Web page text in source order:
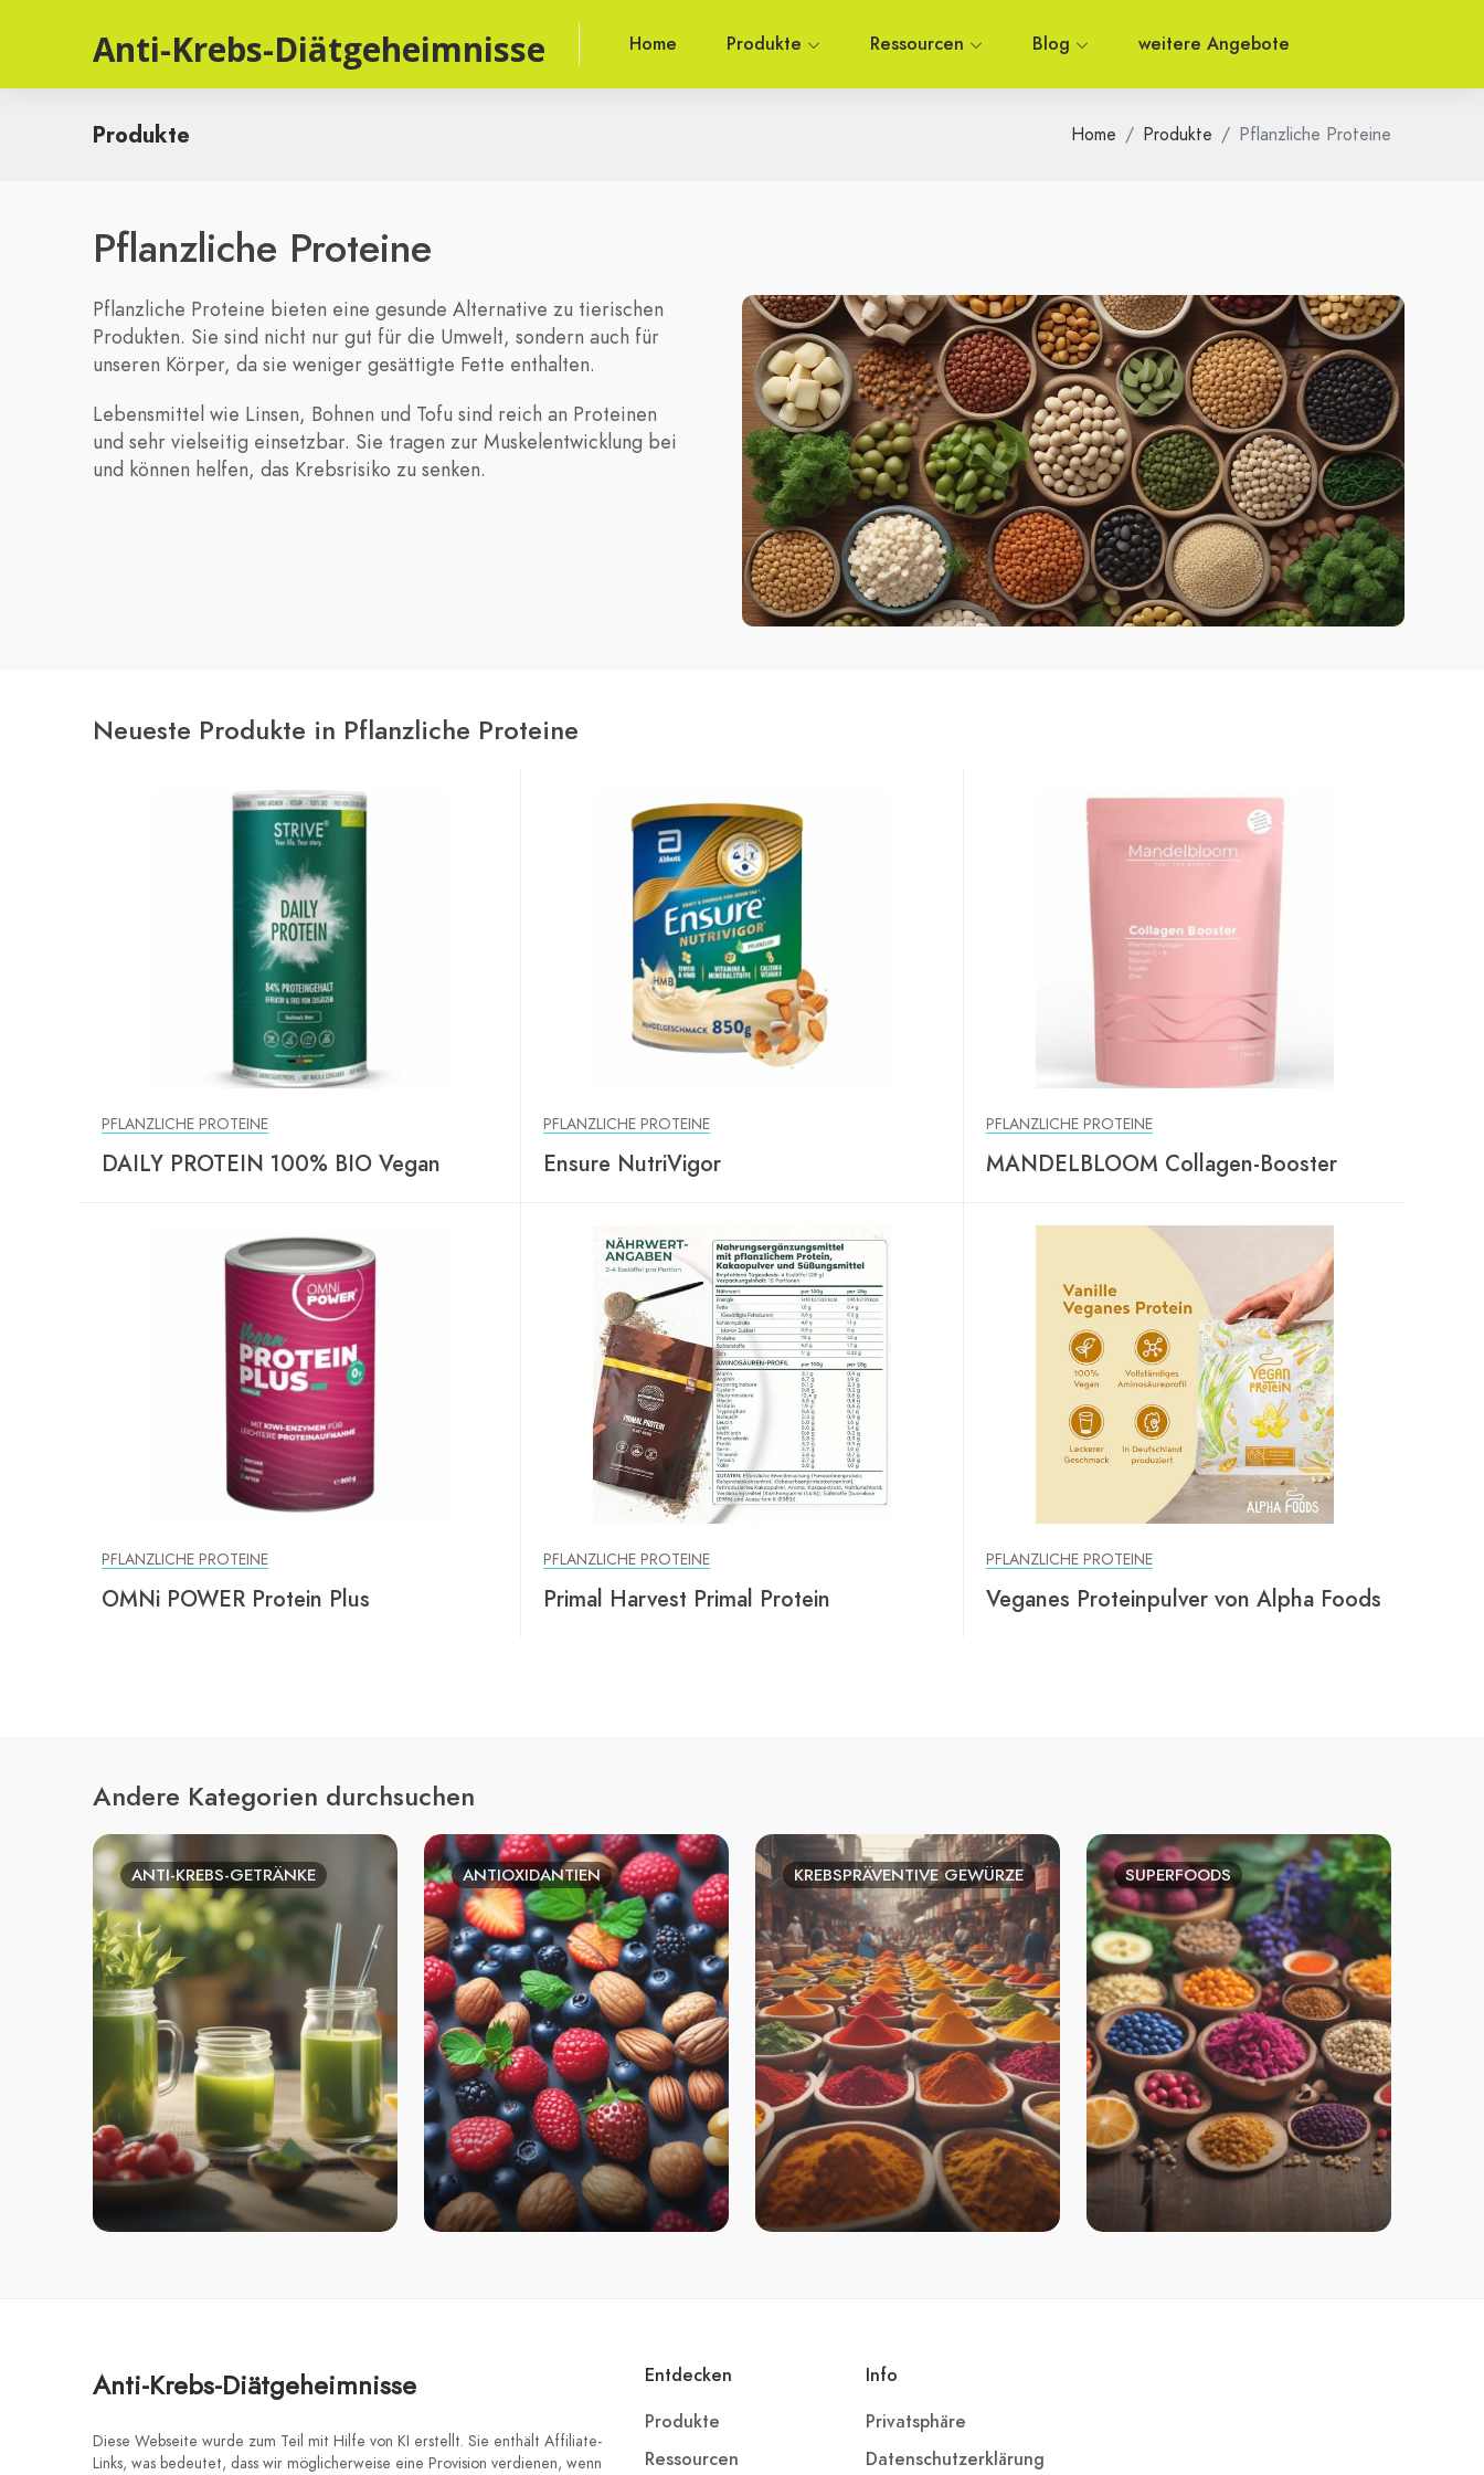
Anti-Krebs-Diätgeheimnisse Home Produkte Ressourcen Blog weitere Angebote
Produkte Home Produkte Pflanzliche Proteine
Pflanzliche Proteine
Pflanzliche Proteine bieten eine gesunde Alternative zu tierischen
Produkten. Sie sind nicht nur gut für die Umwelt, sondern auch für
unseren Körper, da sie weniger gesättigte Fette enthalten.
Lebensmittel wie Linsen, Bohnen und Tofu sind reich an Proteinen
und sehr vielseitig einsetzbar. Sie tragen zur Muskelentwicklung bei
und können helfen, das Krebsrisiko zu senken.
Neueste Produkte in Pflanzliche Proteine
PFLANZLICHE PROTEINE
DAILY PROTEIN 100% BIO Vegan
PFLANZLICHE PROTEINE
Ensure NutriVigor
PFLANZLICHE PROTEINE
MANDELBLOOM Collagen-Booster
PFLANZLICHE PROTEINE
OMNi POWER Protein Plus
PFLANZLICHE PROTEINE
Primal Harvest Primal Protein
PFLANZLICHE PROTEINE
Veganes Proteinpulver von Alpha Foods
Andere Kategorien durchsuchen
ANTI-KREBS-GETRÄNKE ANTIOXIDANTIEN KREBSPRÄVENTIVE GEWÜRZE SUPERFOODS
Anti-Krebs-Diätgeheimnisse
Diese Webseite wurde zum Teil mit Hilfe von KI erstellt. Sie enthält Affiliate-
Links, was bedeutet, dass wir möglicherweise eine Provision verdienen, wenn
Entdecken
Produkte
Ressourcen
Info
Privatsphäre
Datenschutzerklärung